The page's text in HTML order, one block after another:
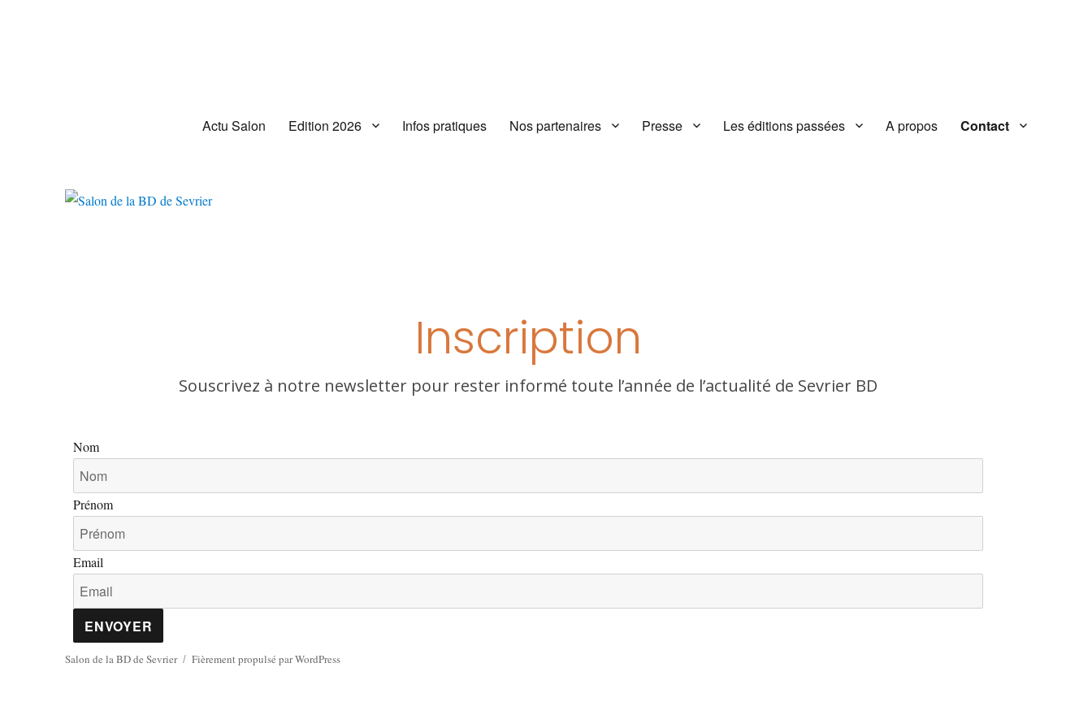
Actu Salon Edition 2026 Infos pratiques Nos partenaires Presse Les éditions passées A propos Contact
Inscription
Souscrivez à notre newsletter pour rester informé toute l’année de l’actualité de Sevrier BD
Nom
Prénom
Email
ENVOYER
Salon de la BD de Sevrier Fièrement propulsé par WordPress